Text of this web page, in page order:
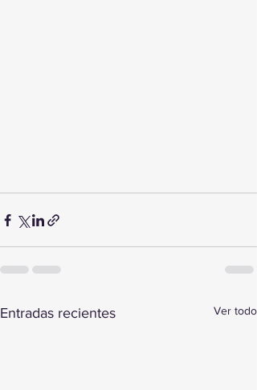
Entradas recientes Ver todo